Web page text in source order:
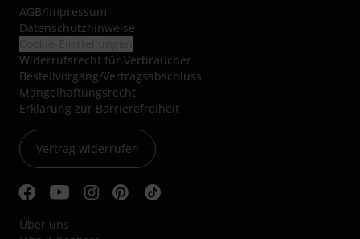
AGB/Impressum
Datenschutzhinweise
Widerrufsrecht für Verbraucher
Bestellvorgang/Vertragsabschluss
Mängelhaftungsrecht
Erklärung zur Barrierefreiheit
Vertrag widerrufen
Über uns